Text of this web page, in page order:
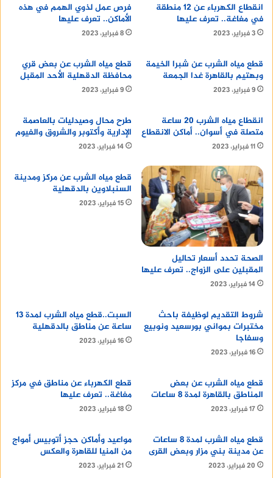
بشكل عام، يمكن اتباع الخطوات التالية لتنظيف
إعداد الأدوات والمعدات: يُعد إعداد الأدوات والمعدات
اللازمة لتنظيف الأسطح من أهم الخطوات، ومن أهم
هذه الأدوات:
ماء دافئ: يساعد الماء الدافئ على إذابة الأوساخ
والدهون.
منظف متعدد الأغراض: يُعد المنظف متعدد
الأغراض مناسبًا لتنظيف معظم الأسطح.
قطعة قماش ناعمة: تُستخدم قطعة القماش
الناعمة لتنظيف الأسطح.
فرشاة ناعمة: تُستخدم الفرشاة الناعمة لتنظيف
الأسطح الصعبة الوصول إليها.
قفازات مطاطية: تُستخدم القفازات المطاطية
تنظيف الأسطح: يُنصح بتنظيف الأسطح من أعلى
إلى أسفل، وذلك لمنع سقوط الأوساخ على
الأسطح التي تم تنظيفها بالفعل.
النظيف بعد تنظيفها بالمنظف، وذلك لإزالة أي
بقايا من المنظف.
تنظيفها، وذلك لمنع تكون البقع.
انقطاع الكهرباء عن 12 منطقة
في مغاغة.. تعرف عليها
3 فبراير، 2023
فرص عمل لذوي الهمم في هذه
الأماكن.. تعرف عليها
8 فبراير، 2023
قطع مياه الشرب عن شبرا الخيمة
وبهتيم بالقاهرة غدا الجمعة
9 فبراير، 2023
قطع مياه الشرب عن بعض قري
محافظة الدقهلية الأحد المقبل
9 فبراير، 2023
انقطاع مياه الشرب 20 ساعة
متصلة في أسوان.. أماكن الانقطاع
11 فبراير، 2023
طرح محال وصيدليات بالعاصمة
الإدارية وأكتوبر والشروق والفيوم
14 فبراير، 2023
الصحة تحدد أسعار تحاليل
المقبلين على الزواج.. تعرف عليها
14 فبراير، 2023
قطع مياه الشرب عن مركز ومدينة
السنبلاوين بالدقهلية
15 فبراير، 2023
شروط التقديم لوظيفة باحث
مختبرات بمواني بورسعيد ونوبيع
وسفاجا
16 فبراير، 2023
السبت..قطع مياه الشرب لمدة 13
ساعة عن مناطق بالدقهلية
16 فبراير، 2023
قطع مياه الشرب عن بعض
المناطق بالقاهرة لمدة 8 ساعات
17 فبراير، 2023
قطع الكهرباء عن مناطق في مركز
مغاغة.. تعرف عليها
18 فبراير، 2023
قطع مياه الشرب لمدة 8 ساعات
عن مدينة بني مزار وبعض القرى
20 فبراير، 2023
مواعيد وأماكن حجز أتوبيس أمواج
من المنيا للقاهرة والعكس
21 فبراير، 2023